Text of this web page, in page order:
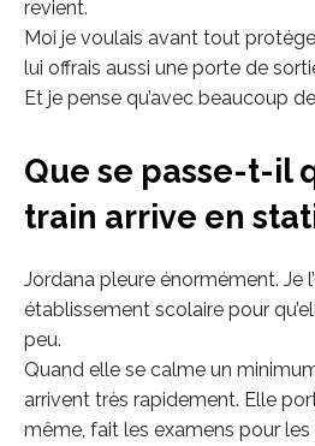
revient.
Moi je voulais avant tout
lui offrais aussi une porte de
Et je pense qu’avec beaucoup
Que se passe-t-il
train arrive en
Jordana pleure énormément. Je
établissement scolaire pour
peu.
Quand elle se calme un
arrivent très rapidement. Elle
même, fait les examens pour